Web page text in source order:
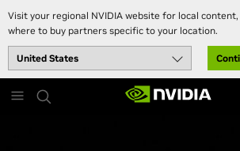
Visit your regional NVIDIA website for local
where to buy partners specific to your location.
to